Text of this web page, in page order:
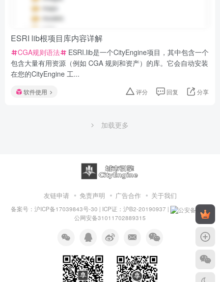
ESRI lib根项目库内容详解
CGA规则语法
ESRI.lib是一个CityEngine项目，其中包含一个
包含大量有用资源（例如 CGA 规则和资产）的库。它会自动安装
在您的CityEngine 工...
软件使用 评分 回复 分享
357次阅读
交通模型数据处理
Does anyone have a suggestion on how to elongate the
transition of a widening road?聽Also, is there a quick way to